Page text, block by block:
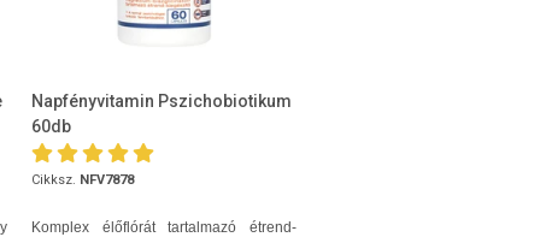
Napfényvitamin Pszichobiotikum
60db
Cikksz. NFV7878
Komplex élőflórát tartalmazó étrend-